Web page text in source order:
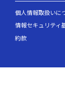
個人情報取扱いに
情報セキュリティ
約款